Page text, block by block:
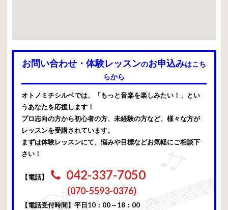
お問い合わせ・体験レッスンのお申込みはこち
らから
オトノミチシルベでは、「もっと音楽を楽しみたい！」とい
うあなたを応援します！
プロ志向の方から初心者の方、未経験の方など、様々な方が
レッスンを受講されています。
まずは体験レッスンにて、悩みや目標などお気軽にご相談下
さい！
【電話】 042-337-7050
(070-5593-0376)
【電話受付時間】平日10：00～18：00